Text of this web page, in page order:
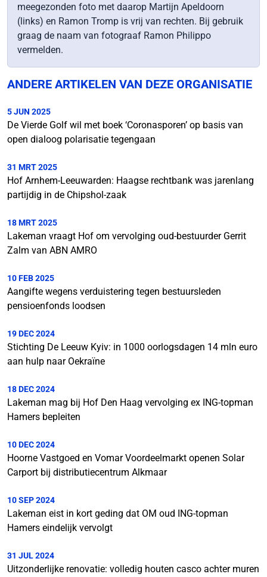
meegezonden foto met daarop Martijn Apeldoorn
(links) en Ramon Tromp is vrij van rechten. Bij gebruik
graag de naam van fotograaf Ramon Philippo
vermelden.
ANDERE ARTIKELEN VAN DEZE ORGANISATIE
5 JUN 2025
De Vierde Golf wil met boek ‘Coronasporen’ op basis van
open dialoog polarisatie tegengaan
31 MRT 2025
Hof Arnhem-Leeuwarden: Haagse rechtbank was jarenlang
partijdig in de Chipshol-zaak
18 MRT 2025
Lakeman vraagt Hof om vervolging oud-bestuurder Gerrit
Zalm van ABN AMRO
10 FEB 2025
Aangifte wegens verduistering tegen bestuursleden
pensioenfonds loodsen
19 DEC 2024
Stichting De Leeuw Kyiv: in 1000 oorlogsdagen 14 mln euro
aan hulp naar Oekraïne
18 DEC 2024
Lakeman mag bij Hof Den Haag vervolging ex ING-topman
Hamers bepleiten
10 DEC 2024
Hoorne Vastgoed en Vomar Voordeelmarkt openen Solar
Carport bij distributiecentrum Alkmaar
10 SEP 2024
Lakeman eist in kort geding dat OM oud ING-topman
Hamers eindelijk vervolgt
31 JUL 2024
Uitzonderlijke renovatie: volledig houten casco achter muren